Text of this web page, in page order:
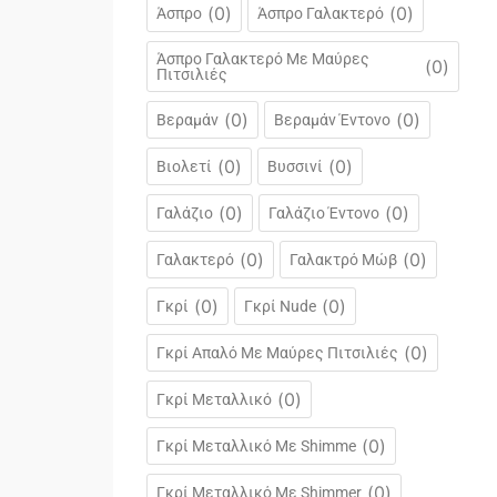
Άσπρο (0) Άσπρο Γαλακτερό (0)
Άσπρο Γαλακτερό Με Μαύρες
Πιτσιλιές
(0)
Βεραμάν (0) Βεραμάν Έντονο (0)
Βιολετί (0) Βυσσινί (0)
Γαλάζιο (0) Γαλάζιο Έντονο (0)
Γαλακτερό (0) Γαλακτρό Μώβ (0)
Γκρί (0) Γκρί Nude (0)
Γκρί Απαλό Με Μαύρες Πιτσιλιές (0)
Γκρί Μεταλλικό (0)
Γκρί Μεταλλικό Με Shimme (0)
Γκρί Μεταλλικό Με Shimmer (0)